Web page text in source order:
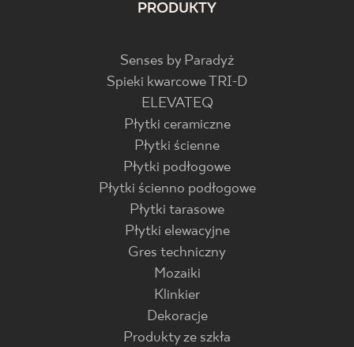
PRODUKTY
Senses by Paradyż
Spieki kwarcowe TRI-D
ELEVATEQ
Płytki ceramiczne
Płytki ścienne
Płytki podłogowe
Płytki ścienno podłogowe
Płytki tarasowe
Płytki elewacyjne
Gres techniczny
Mozaiki
Klinkier
Dekoracje
Produkty ze szkła